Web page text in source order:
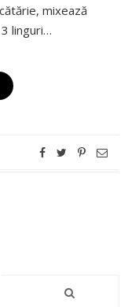
mixează
linguri…